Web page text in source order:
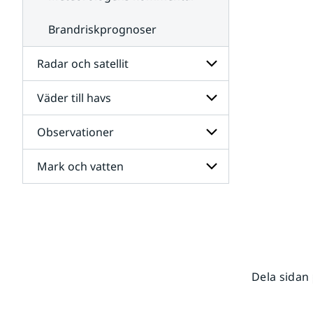
Brandriskprognoser
Radar och satellit
Undersidor
för
Radar
och
satellit
Väder till havs
Undersidor
för
Väder
till
havs
Observationer
Undersidor
för
Mark och vatten
Dela sidan